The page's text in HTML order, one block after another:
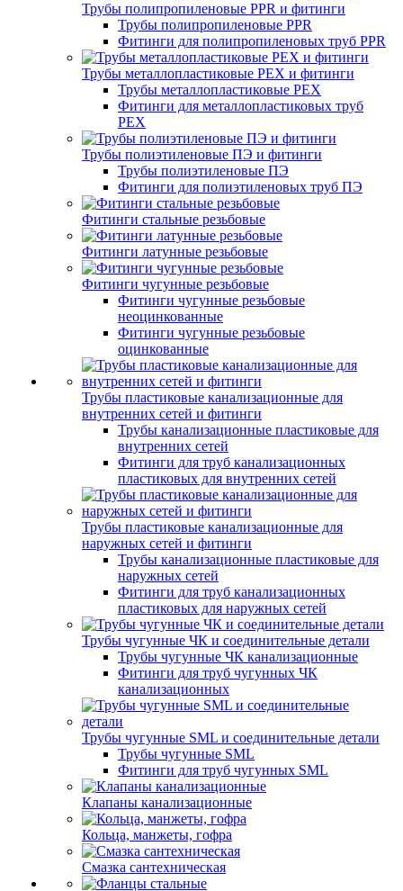
Трубы полипропиленовые PPR и фитинги
Трубы полипропиленовые PPR
Фитинги для полипропиленовых труб PPR
Трубы металлопластиковые PEX и фитинги
Трубы металлопластиковые PEX
Фитинги для металлопластиковых труб
PEX
Трубы полиэтиленовые ПЭ и фитинги
Трубы полиэтиленовые ПЭ
Фитинги для полиэтиленовых труб ПЭ
Фитинги стальные резьбовые
Фитинги латунные резьбовые
Фитинги чугунные резьбовые
Фитинги чугунные резьбовые
неоцинкованные
Фитинги чугунные резьбовые
оцинкованные
Трубы пластиковые канализационные для
внутренних сетей и фитинги
Трубы канализационные пластиковые для
внутренних сетей
Фитинги для труб канализационных
пластиковых для внутренних сетей
Трубы пластиковые канализационные для
наружных сетей и фитинги
Трубы канализационные пластиковые для
наружных сетей
Фитинги для труб канализационных
пластиковых для наружных сетей
Трубы чугунные ЧК и соединительные детали
Трубы чугунные ЧК канализационные
Фитинги для труб чугунных ЧК
канализационных
Трубы чугунные SML и соединительные детали
Трубы чугунные SML
Фитинги для труб чугунных SML
Клапаны канализационные
Кольца, манжеты, гофра
Смазка сантехническая